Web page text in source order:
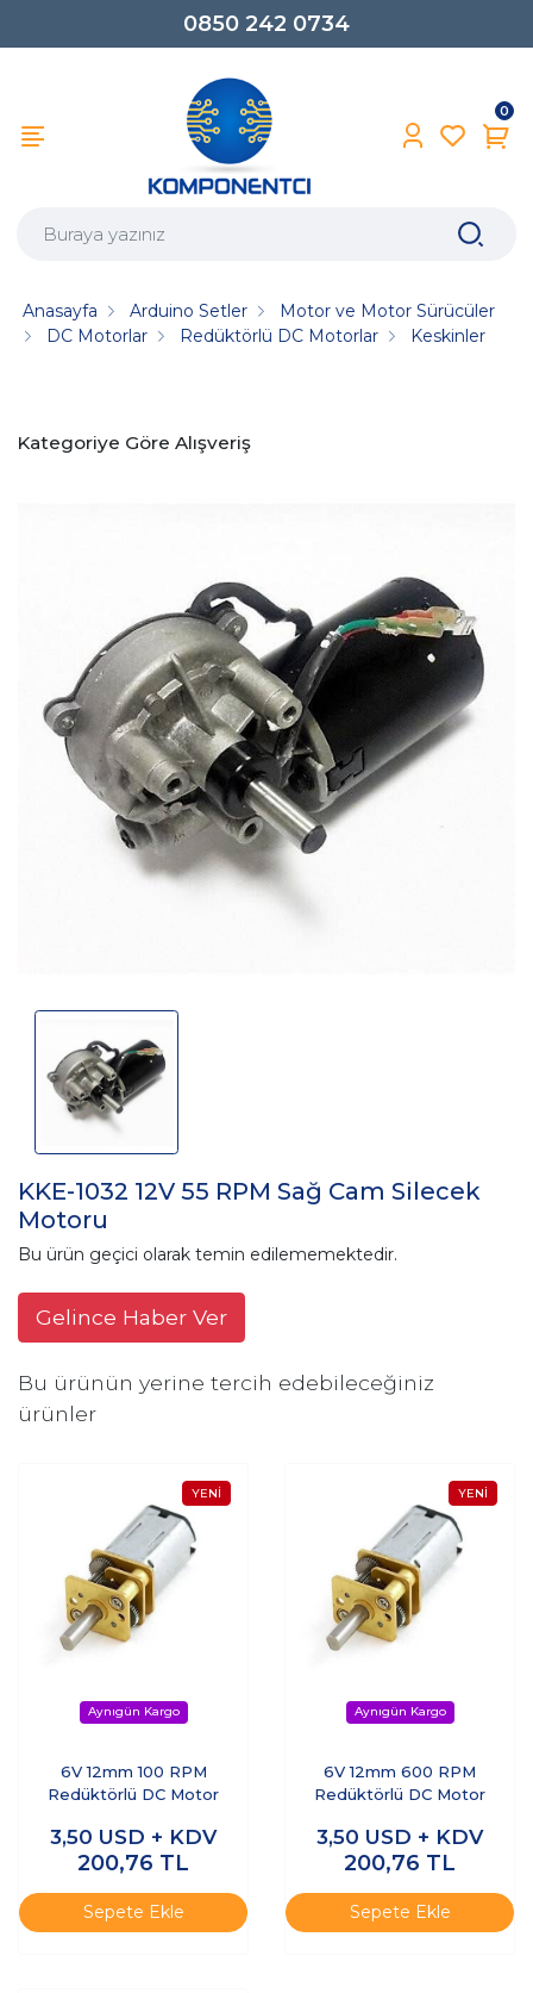
0850 242 0734
0
Anasayfa Arduino Setler
Motor ve Motor Sürücüler
DC Motorlar
Redüktörlü DC Motorlar Keskinler
Kategoriye Göre Alışveriş
KKE-1032 12V 55 RPM Sağ Cam Silecek
Motoru
Bu ürün geçici olarak temin edilememektedir.
Gelince Haber Ver
Bu ürünün yerine tercih edebileceğiniz
ürünler
6V 12mm 100 RPM
Redüktörlü DC Motor
3,50 USD + KDV
200,76 TL
Sepete Ekle
6V 12mm 600 RPM
Redüktörlü DC Motor
3,50 USD + KDV
200,76 TL
Sepete Ekle